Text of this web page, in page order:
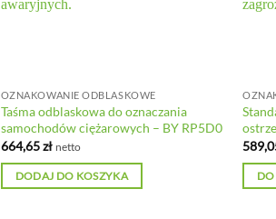
OZNAKOWANIE ODBLASKOWE
Taśma odblaskowa do oznaczania
samochodów ciężarowych – BY RP5D0
664,65zł netto
DODAJ DO KOSZYKA